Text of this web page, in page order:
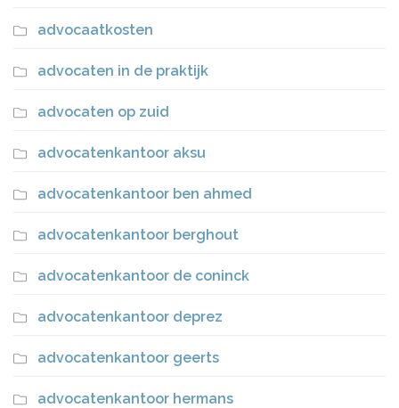
advocaatkosten
advocaten in de praktijk
advocaten op zuid
advocatenkantoor aksu
advocatenkantoor ben ahmed
advocatenkantoor berghout
advocatenkantoor de coninck
advocatenkantoor deprez
advocatenkantoor geerts
advocatenkantoor hermans